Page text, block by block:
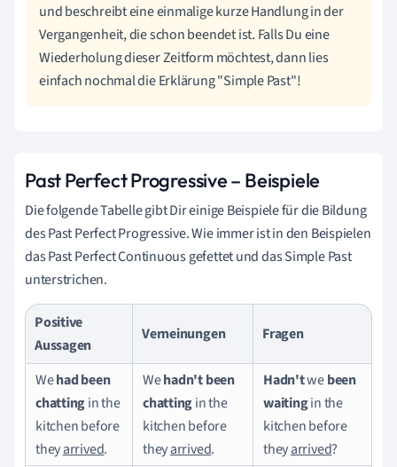
und beschreibt eine einmalige kurze Handlung in der
Vergangenheit, die schon beendet ist. Falls Du eine
Wiederholung dieser Zeitform möchtest, dann lies
einfach nochmal die Erklärung "Simple Past"!
Past Perfect Progressive – Beispiele
Die folgende Tabelle gibt Dir einige Beispiele für die Bildung
des Past Perfect Progressive. Wie immer ist in den Beispielen
das Past Perfect Continuous gefettet und das Simple Past
unterstrichen.
Positive
Aussagen
Verneinungen Fragen
Wehad been
chattingin the
kitchen before
theyarrived.
Wehadn't been
chattingin the
kitchen before
theyarrived.
Hadn'twebeen
waitingin the
kitchen before
theyarrived?